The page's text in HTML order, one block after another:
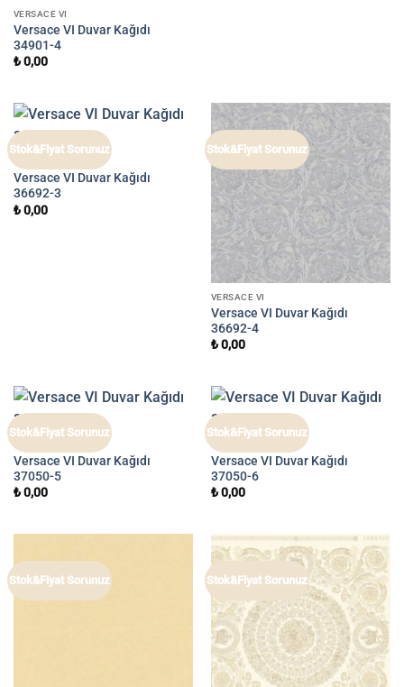
VERSACE VI
Versace VI Duvar Kağıdı
34901-4
₺0,00
Stok&Fiyat Sorunuz
VERSACE VI
Versace VI Duvar Kağıdı
36692-3
₺0,00
Stok&Fiyat Sorunuz
VERSACE VI
Versace VI Duvar Kağıdı
36692-4
₺0,00
Stok&Fiyat Sorunuz
VERSACE VI
Versace VI Duvar Kağıdı
37050-5
₺0,00
Stok&Fiyat Sorunuz
VERSACE VI
Versace VI Duvar Kağıdı
37050-6
₺0,00
Stok&Fiyat Sorunuz Stok&Fiyat Sorunuz